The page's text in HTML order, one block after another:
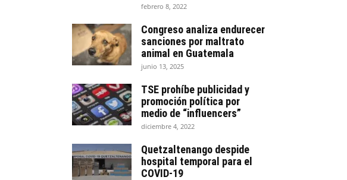
febrero 8, 2022
Congreso analiza endurecer
sanciones por maltrato
animal en Guatemala
junio 13, 2025
TSE prohíbe publicidad y
promoción política por
medio de “influencers”
diciembre 4, 2022
Quetzaltenango despide
hospital temporal para el
COVID-19